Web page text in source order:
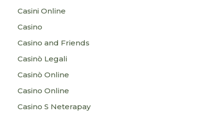
Casini Online
Casino
Casino and Friends
Casinò Legali
Casinò Online
Casino Online
Casino S Neterapay